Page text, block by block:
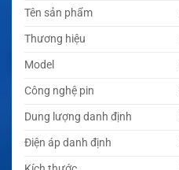
Tên sản phẩm
Thương hiệu
Model
Công nghệ pin
Dung lượng danh định
Điện áp danh định